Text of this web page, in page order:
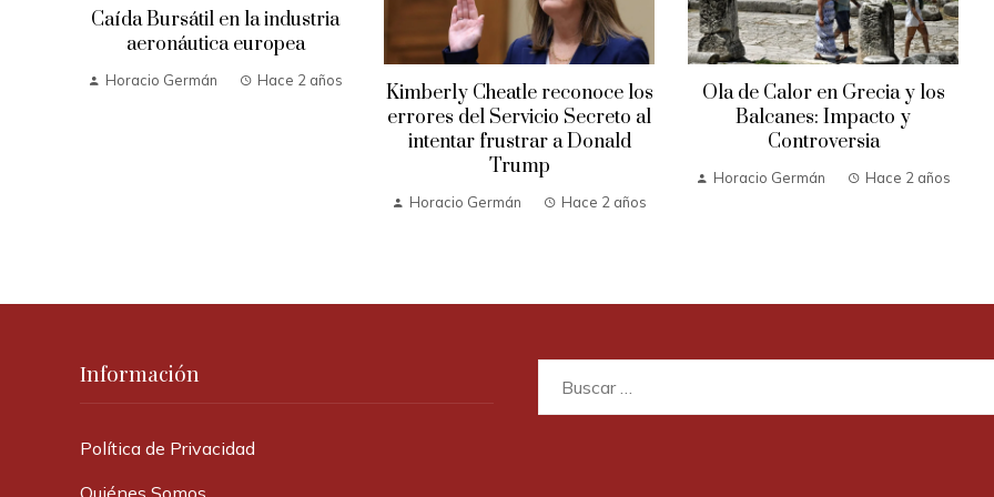
Caída Bursátil en la industria
aeronáutica europea
Horacio Germán Hace 2 años
Kimberly Cheatle reconoce los
errores del Servicio Secreto al
intentar frustrar a Donald
Trump
Horacio Germán Hace 2 años
Ola de Calor en Grecia y los
Balcanes: Impacto y
Controversia
Horacio Germán Hace 2 años
Información
Política de Privacidad
Quiénes Somos